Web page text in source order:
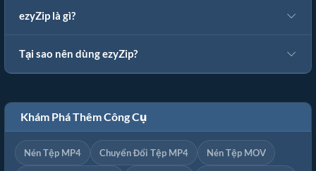
ezyZip là gì?
Tại sao nên dùng ezyZip?
Khám Phá Thêm Công Cụ
Nén Tệp MP4 Chuyển Đổi Tệp MP4 Nén Tệp MOV